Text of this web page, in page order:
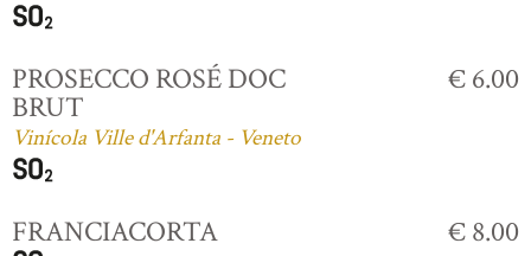
PROSECCO ROSÉ DOC
BRUT
Vinícola Ville d'Arfanta - Veneto
€ 6.00
FRANCIACORTA € 8.00